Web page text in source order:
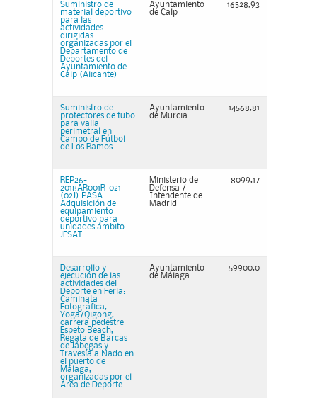
Suministro de
material deportivo
para las
actividades
dirigidas
organizadas por el
Departamento de
Deportes del
Ayuntamiento de
Calp (Alicante)
Ayuntamiento
de Calp
16528,93
Suministro de
protectores de tubo
para valla
perimetral en
Campo de Fútbol
de Los Ramos
Ayuntamiento
de Murcia
14568,81
REP26-
2018AR001R-021
(02J) PASA
Adquisición de
equipamiento
deportivo para
unidades ámbito
JESAT
Ministerio de
Defensa /
Intendente de
Madrid
8099,17
Desarrollo y
ejecución de las
actividades del
Deporte en Feria:
Caminata
Fotográfica,
Yoga/Qigong,
carrera pedestre
Espeto Beach,
Regata de Barcas
de Jábegas y
Travesía a Nado en
el puerto de
Málaga,
organizadas por el
Área de Deporte.
Ayuntamiento
de Málaga
59900,0